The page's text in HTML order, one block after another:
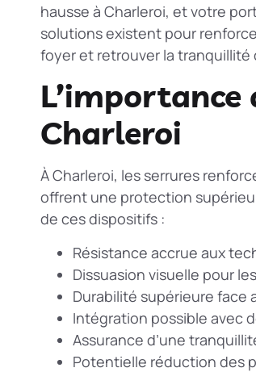
hausse à Charleroi, et votre
solutions existent pour
foyer et retrouver la tranquillité
L’importance
Charleroi
À Charleroi, les serrures
offrent une protection
de ces dispositifs :
Résistance accrue aux
Dissuasion visuelle pour
Durabilité supérieure face
Intégration possible avec
Assurance d’une
Potentielle réduction des